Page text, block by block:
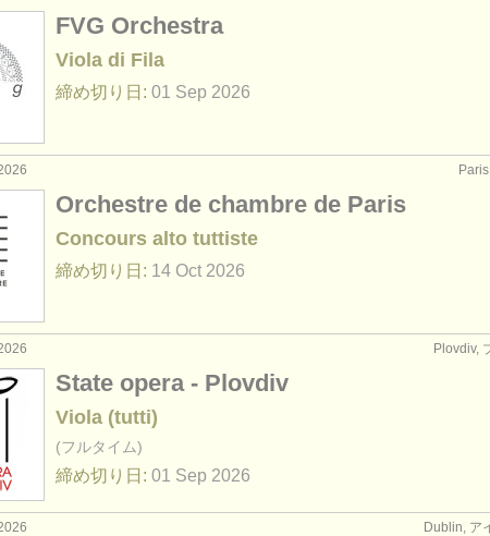
FVG Orchestra
Viola di Fila
締め切り日: 01 Sep 2026
Orchestre de chambre de Paris
Concours alto tuttiste
締め切り日: 14 Oct 2026
Plovdiv,
State opera - Plovdiv
Viola (tutti)
(フルタイム)
締め切り日: 01 Sep 2026
Dublin, ア